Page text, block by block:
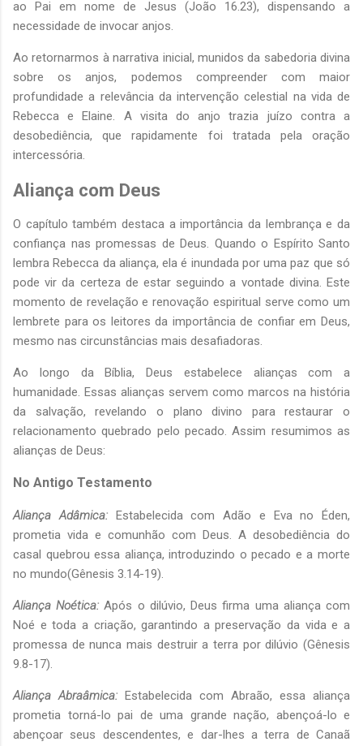
ao Pai em nome de Jesus (João 16.23), dispensando a
necessidade de invocar anjos.
Ao retornarmos à narrativa inicial, munidos da sabedoria divina
sobre os anjos, podemos compreender com maior
profundidade a relevância da intervenção celestial na vida de
Rebecca e Elaine. A visita do anjo trazia juízo contra a
desobediência, que rapidamente foi tratada pela oração
intercessória.
Aliança com Deus
O capítulo também destaca a importância da lembrança e da
confiança nas promessas de Deus. Quando o Espírito Santo
lembra Rebecca da aliança, ela é inundada por uma paz que só
pode vir da certeza de estar seguindo a vontade divina. Este
momento de revelação e renovação espiritual serve como um
lembrete para os leitores da importância de confiar em Deus,
mesmo nas circunstâncias mais desafiadoras.
Ao longo da Bíblia, Deus estabelece alianças com a
humanidade. Essas alianças servem como marcos na história
da salvação, revelando o plano divino para restaurar o
relacionamento quebrado pelo pecado. Assim resumimos as
alianças de Deus:
No Antigo Testamento
Aliança Adâmica:Estabelecida com Adão e Eva no Éden,
prometia vida e comunhão com Deus. A desobediência do
casal quebrou essa aliança, introduzindo o pecado e a morte
no mundo(Gênesis 3.14-19).
Aliança Noética: Após o dilúvio, Deus firma uma aliança com
Noé e toda a criação, garantindo a preservação da vida e a
promessa de nunca mais destruir a terra por dilúvio (Gênesis
9.8-17).
Aliança Abraâmica: Estabelecida com Abraão, essa aliança
prometia torná-lo pai de uma grande nação, abençoá-lo e
abençoar seus descendentes, e dar-lhes a terra de Canaã